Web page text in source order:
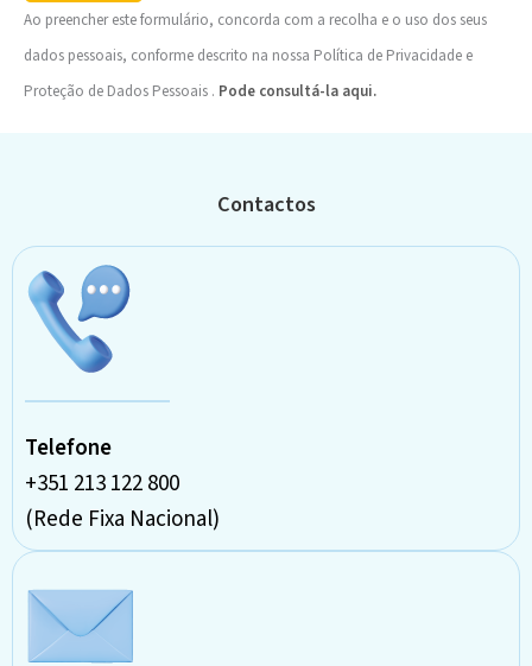
Ao preencher este formulário, concorda com a recolha e o uso dos seus
dados pessoais, conforme descrito na nossa Política de Privacidade e
Proteção de Dados Pessoais . Pode consultá-la aqui.
Contactos
Telefone
+351 213 122 800
(Rede Fixa Nacional)